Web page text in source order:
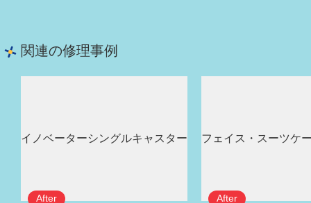
関連の修理事例